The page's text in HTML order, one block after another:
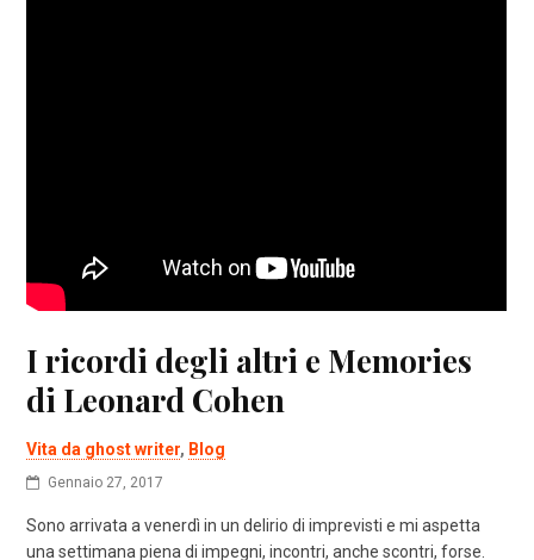
I ricordi degli altri e Memories
di Leonard Cohen
Vita da ghost writer, Blog
Gennaio 27, 2017
Sono arrivata a venerdì in un delirio di imprevisti e mi aspetta
una settimana piena di impegni, incontri, anche scontri, forse.